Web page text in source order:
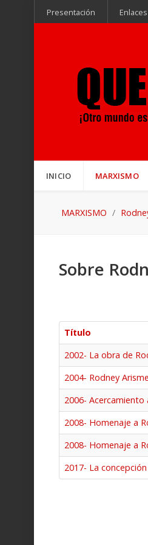
Presentación Enlaces
INICIO MARXISMO
MARXISMO
Sobre
Título
2002- La obra de
2004- Rodney
2006-
2008- Homenaje a
2008- Homenaje a
2017- La